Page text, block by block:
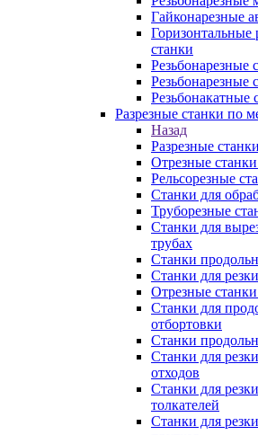
Гайконарезные
Горизонтальные
станки
Резьбонарезные
Резьбонарезные
Резьбонакатные
Разрезные станки по
Назад
Разрезные
Отрезные
Рельсорезные
Станки для
Труборезные
Станки для
трубаx
Станки
Станки для
Отрезные
Станки для
отбортовки
Станки
Станки для
отходов
Станки для
толкателей
Станки для